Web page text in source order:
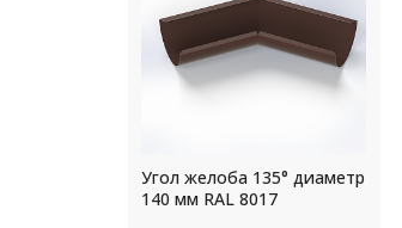
Угол желоба 135° диаметр
130 мм RAL 9003